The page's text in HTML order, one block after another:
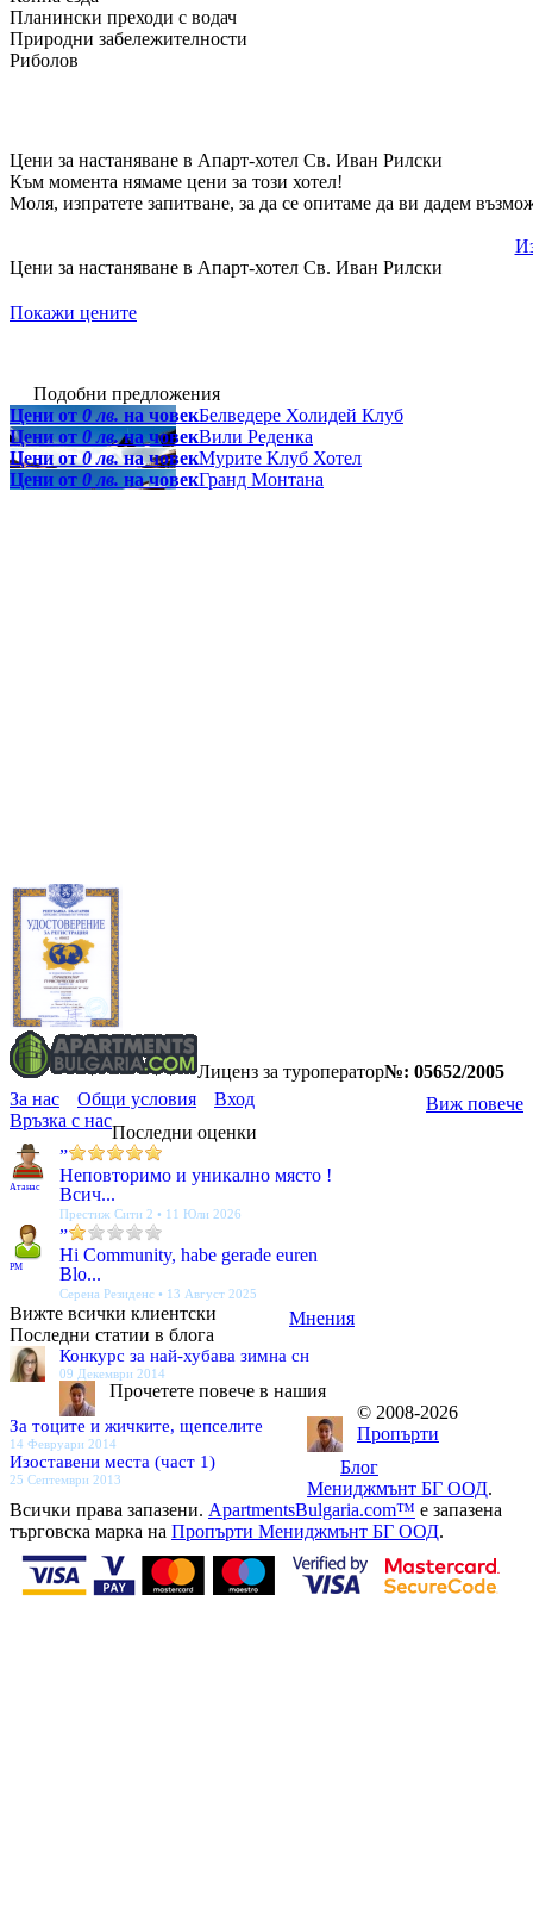
Планински преходи с водач
Природни забележителности
Риболов
Цени за настаняване в Апарт-хотел Св. Иван Рилски
Към момента нямаме цени за този хотел!
Моля, изпратете запитване, за да се опитаме да ви дадем
Цени за настаняване в Апарт-хотел Св. Иван Рилски
Покажи цените
Подобни предложения
Цени от0 лв. на човекБелведере Холидей Клуб
Цени от0 лв.на човекВили Реденка
Цени от0 лв.на човекМурите Клуб Хотел
Цени от 0 лв. на човекГранд Монтана
Лиценз за туроператор№: 05652/2005
Виж повече
За нас Общи условия
Вход
Връзка с нас
Последни оценки
Атанас
”
Неповторимо и уникално място !
Всич...
Престиж Сити 2 • 11 Юли 2026
PM
”
Hi Community, habe gerade euren
Blo...
Серена Резиденс • 13 Август 2025
Мнения
Вижте всички клиентски
Последни статии в блога
Конкурс за най-хубава зимна сн
09 Декември 2014
За тоците и жичките, щепселите
14 Февруари 2014
Изоставени места (част 1)
25 Септември 2013
Блог
Прочетете повече в нашия
© 2008-2026
Пропърти
Мениджмънт БГ ООД.
Всички права запазени. ApartmentsBulgaria.com™ е запазена
търговска марка на Пропърти Мениджмънт БГ ООД.